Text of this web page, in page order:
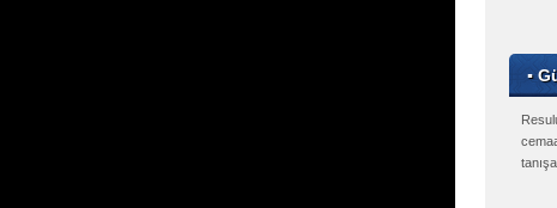
▪